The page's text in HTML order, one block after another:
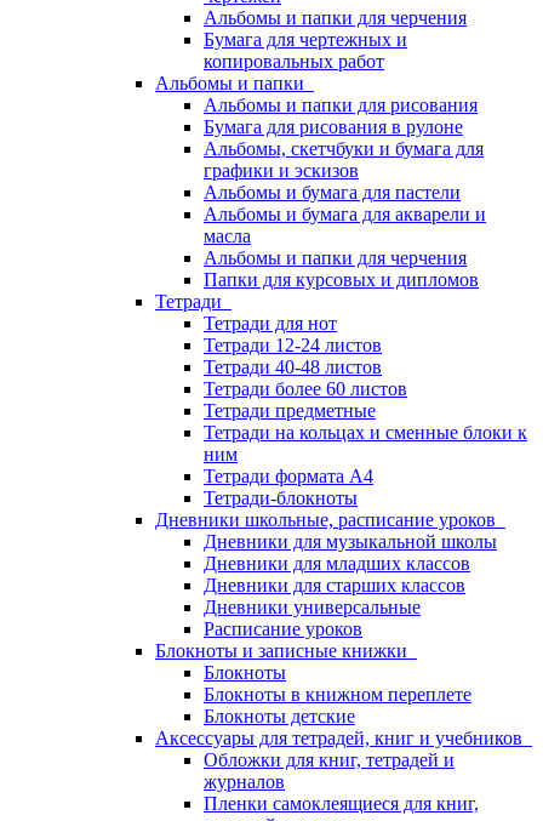
Альбомы и папки для черчения
Бумага для чертежных и
копировальных работ
Альбомы и папки
Альбомы и папки для рисования
Бумага для рисования в рулоне
Альбомы, скетчбуки и бумага для
графики и эскизов
Альбомы и бумага для пастели
Альбомы и бумага для акварели и
масла
Альбомы и папки для черчения
Папки для курсовых и дипломов
Тетради
Тетради для нот
Тетради 12-24 листов
Тетради 40-48 листов
Тетради более 60 листов
Тетради предметные
Тетради на кольцах и сменные блоки к
ним
Тетради формата А4
Тетради-блокноты
Дневники школьные, расписание уроков
Дневники для музыкальной школы
Дневники для младших классов
Дневники для старших классов
Дневники универсальные
Расписание уроков
Блокноты и записные книжки
Блокноты
Блокноты в книжном переплете
Блокноты детские
Аксессуары для тетрадей, книг и учебников
Обложки для книг, тетрадей и
журналов
Пленки самоклеящиеся для книг,